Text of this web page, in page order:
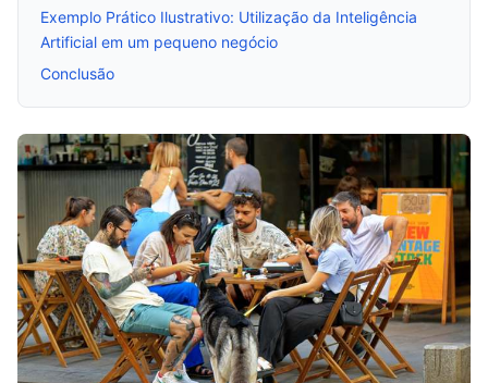
Exemplo Prático Ilustrativo: Utilização da Inteligência
Artificial em um pequeno negócio
Conclusão